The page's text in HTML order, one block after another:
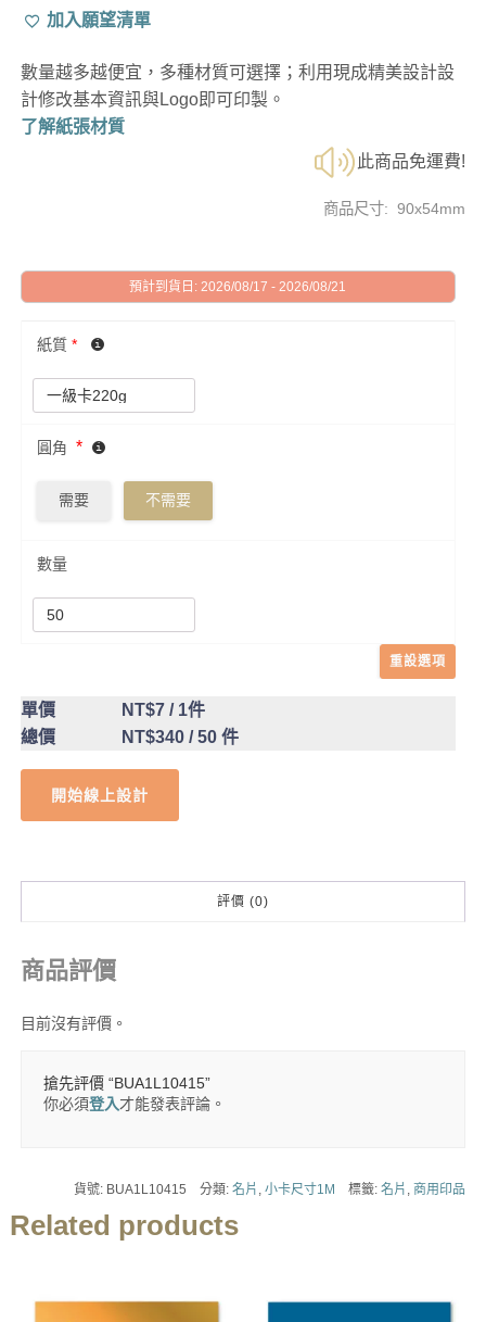
加入願望清單
數量越多越便宜，多種材質可選擇；利用現成精美設計設
計修改基本資訊與Logo即可印製。
了解紙張材質
此商品免運費!
商品尺寸: 90x54mm
預計到貨日: 2026/08/17 - 2026/08/21
紙質 *
圓角 *
需要 不需要
數量
重設選項
單價 NT$7/ 1件
總價
NT$340/ 50 件
開始線上設計
評價 (0)
商品評價
目前沒有評價。
搶先評價 “BUA1L10415”
你必須登入才能發表評論。
貨號: BUA1L10415 分類:名片 ,小卡尺寸1M 標籤:名片 ,商用印品
Related products